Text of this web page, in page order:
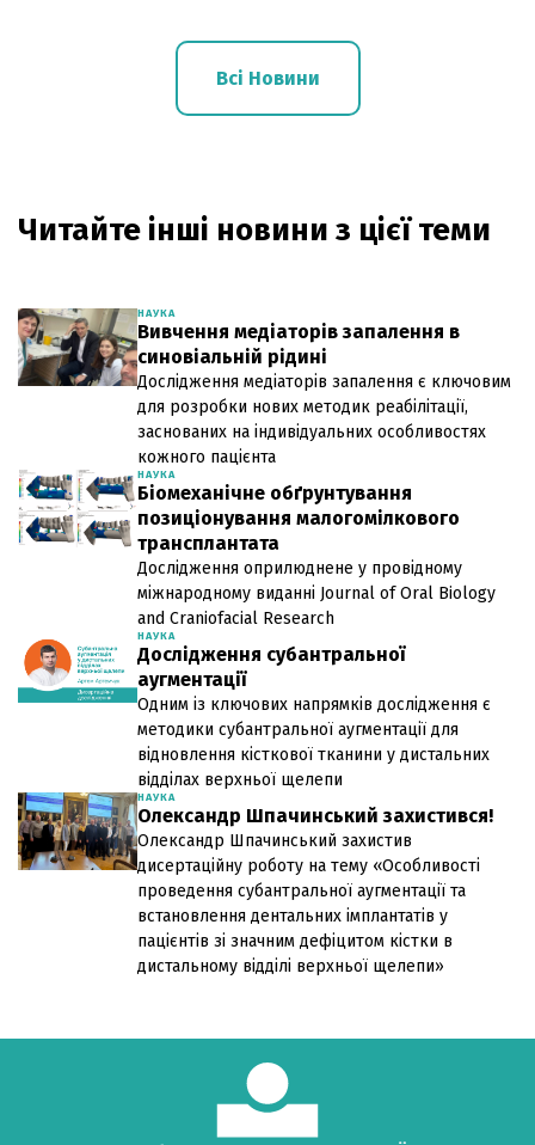
Всі Новини
Читайте інші новини з цієї теми
НАУКА
Вивчення медіаторів запалення в
синовіальній рідині
Дослідження медіаторів запалення є ключовим
для розробки нових методик реабілітації,
заснованих на індивідуальних особливостях
кожного пацієнта
НАУКА
Біомеханічне обґрунтування
позиціонування малогомілкового
трансплантата
Дослідження оприлюднене у провідному
міжнародному виданні Journal of Oral Biology
and Craniofacial Research
НАУКА
Дослідження субантральної
аугментації
Одним із ключових напрямків дослідження є
методики субантральної аугментації для
відновлення кісткової тканини у дистальних
відділах верхньої щелепи
НАУКА
Олександр Шпачинський захистився!
Олександр Шпачинський захистив
дисертаційну роботу на тему «Особливості
проведення субантральної аугментації та
встановлення дентальних імплантатів у
пацієнтів зі значним дефіцитом кістки в
дистальному відділі верхньої щелепи»